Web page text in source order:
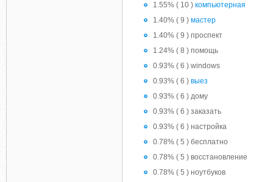
1.55% ( 10 ) компьютерная
1.40% ( 9 ) мастер
1.40% ( 9 ) проспект
1.24% ( 8 ) помощь
0.93% ( 6 ) windows
0.93% ( 6 ) выез
0.93% ( 6 ) дому
0.93% ( 6 ) заказать
0.93% ( 6 ) настройка
0.78% ( 5 ) бесплатно
0.78% ( 5 ) восстановление
0.78% ( 5 ) ноутбуков